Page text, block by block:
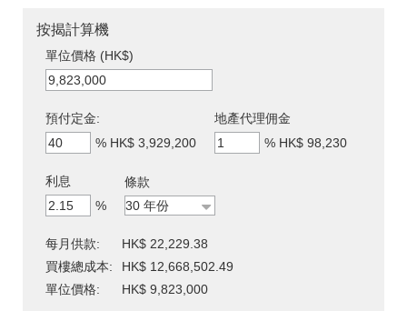
按揭計算機
單位價格 (HK$)
預付定金:
% HK$ 3,929,200
地產代理佣金
% HK$ 98,230
利息
%
條款
每月供款:
HK$ 22,229.38
買樓總成本:
HK$ 12,668,502.49
單位價格:
HK$ 9,823,000